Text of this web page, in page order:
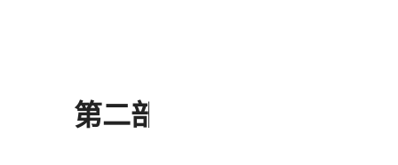
第二部分 - 一般条款